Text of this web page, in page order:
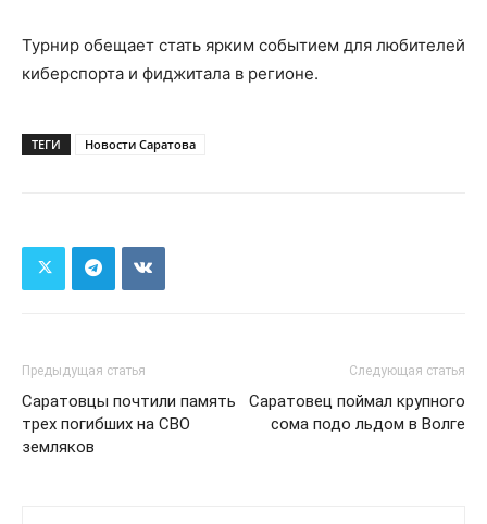
Турнир обещает стать ярким событием для любителей
киберспорта и фиджитала в регионе.
ТЕГИ Новости Саратова
Предыдущая статья
Саратовцы почтили память
трех погибших на СВО
земляков
Следующая статья
Саратовец поймал крупного
сома подо льдом в Волге